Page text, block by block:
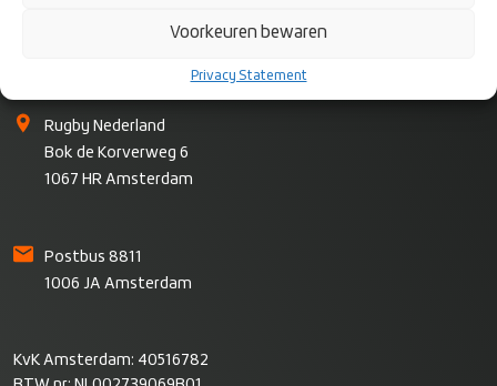
Voorkeuren bewaren
Privacy Statement
Rugby Nederland
Bok de Korverweg 6
1067 HR Amsterdam
Postbus 8811
1006 JA Amsterdam
KvK Amsterdam: 40516782